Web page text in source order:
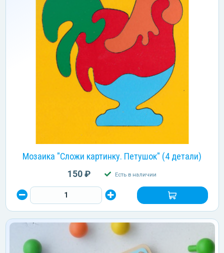
Мозаика "Сложи картинку. Петушок" (4 детали)
150 ₽ Есть в наличии